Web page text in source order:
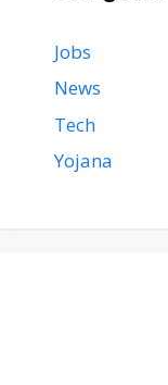
Jobs
News
Tech
Yojana